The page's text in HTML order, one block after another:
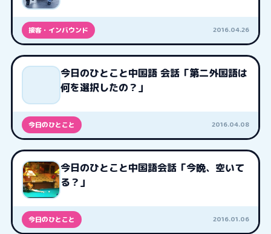
接客・インバウンド 2016.04.26
今日のひとこと中国語 会話「第二外国語は
何を選択したの？」
今日のひとこと 2016.04.08
今日のひとこと中国語会話「今晩、空いて
る？」
今日のひとこと 2016.01.06